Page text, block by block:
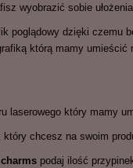
wyobrazić sobie
poglądowy dzięki czemu
którą mamy umieścić
laserowego który mamy
który chcesz na swoim
podaj ilość